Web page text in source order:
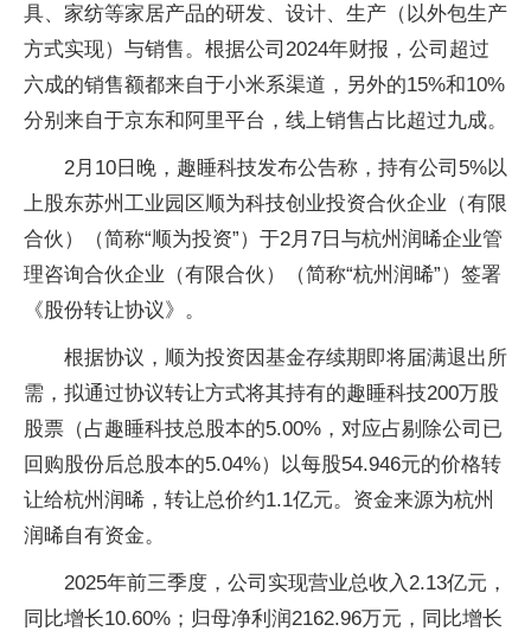
具、家纺等家居产品的研发、设计、生产（以外包生产
方式实现）与销售。根据公司2024年财报，公司超过
六成的销售额都来自于小米系渠道，另外的15%和10%
分别来自于京东和阿里平台，线上销售占比超过九成。
2月10日晚，趣睡科技发布公告称，持有公司5%以
上股东苏州工业园区顺为科技创业投资合伙企业（有限
合伙）（简称“顺为投资”）于2月7日与杭州润晞企业管
理咨询合伙企业（有限合伙）（简称“杭州润晞”）签署
《股份转让协议》。
根据协议，顺为投资因基金存续期即将届满退出所
需，拟通过协议转让方式将其持有的趣睡科技200万股
股票（占趣睡科技总股本的5.00%，对应占剔除公司已
回购股份后总股本的5.04%）以每股54.946元的价格转
让给杭州润晞，转让总价约1.1亿元。资金来源为杭州
润晞自有资金。
2025年前三季度，公司实现营业总收入2.13亿元，
同比增长10.60%；归母净利润2162.96万元，同比增长